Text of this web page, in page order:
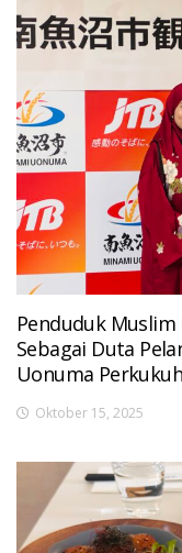
Penduduk
Sebagai Duta
Uonuma
Oktober 15, 2025